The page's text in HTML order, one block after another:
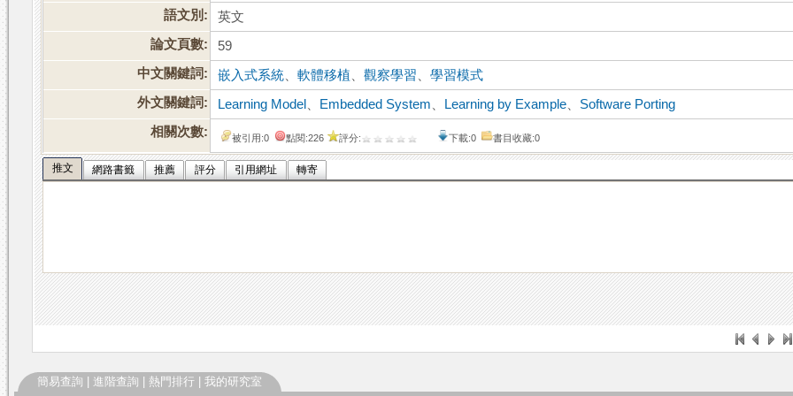
語文別:
英文
論文頁數:
59
中文關鍵詞:
嵌入式系統 、軟體移植 、觀察學習 、學習模式
外文關鍵詞:
Learning Model Embedded System Learning by Example
Software Porting
相關次數:
被引用:0 點閱:226 評分: 下載:0 書目收藏:0
推文 網路書籤 推薦 評分 引用網址 轉寄
簡易查詢 進階查詢 熱門排行 我的研究室